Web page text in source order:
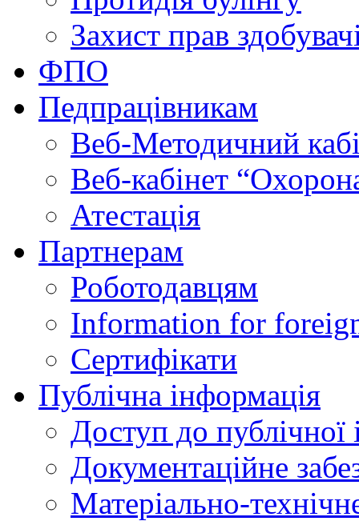
Захист прав
ФПО
Педпрацівникам
Веб-Методичний
Веб-кабінет
Атестація
Партнерам
Роботодавцям
Information for
Сертифікати
Публічна інформація
Доступ до публічної
Документаційне
Матеріально-